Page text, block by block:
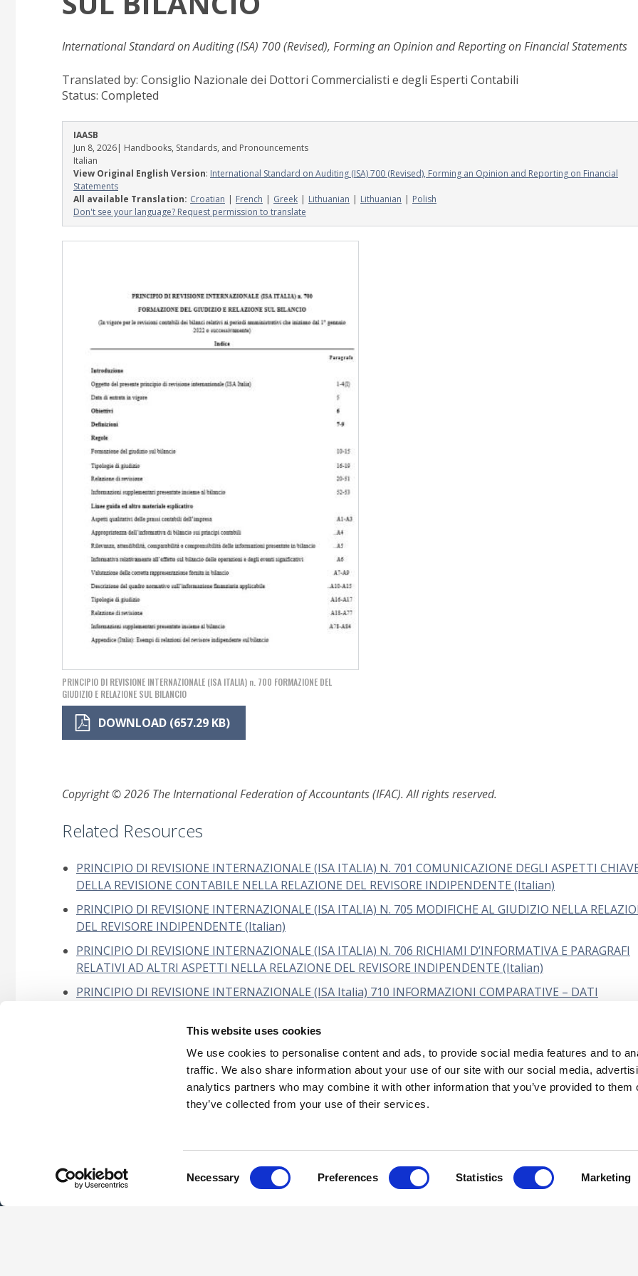
This website uses cookies
We use cookies to personalise content and ads, to provide social media features and to
traffic. We also share information about your use of our site with our social media,
analytics partners who may combine it with other information that you’ve provided to them
they’ve collected from your use of their services.
Necessary Preferences Statistics Marketing
International Standard on Auditing (ISA) 700 (Revised), Forming an Opinion and Reporting on Financial Statements
Translated by: Consiglio Nazionale dei Dottori Commercialisti e degli Esperti Contabili
Status: Completed
IAASB
Jun 8, 2026| Handbooks, Standards, and Pronouncements
Italian
View Original English Version: International Standard on Auditing (ISA) 700 (Revised), Forming an Opinion and Reporting on Financial
Statements
All available Translation: Croatian French Greek Lithuanian Lithuanian
Polish
Don't see your language? Request permission to translate
PRINCIPIO DI REVISIONE INTERNAZIONALE (ISA ITALIA) n. 700 FORMAZIONE DEL
GIUDIZIO E RELAZIONE SUL BILANCIO
DOWNLOAD (657.29 KB)
Copyright © 2026 The International Federation of Accountants (IFAC). All rights reserved.
Related Resources
PRINCIPIO DI REVISIONE INTERNAZIONALE (ISA ITALIA) N. 701 COMUNICAZIONE DEGLI ASPETTI
DELLA REVISIONE CONTABILE NELLA RELAZIONE DEL REVISORE INDIPENDENTE (Italian)
PRINCIPIO DI REVISIONE INTERNAZIONALE (ISA ITALIA) N. 705 MODIFICHE AL GIUDIZIO NELLA
DEL REVISORE INDIPENDENTE (Italian)
PRINCIPIO DI REVISIONE INTERNAZIONALE (ISA ITALIA) N. 706 RICHIAMI D’INFORMATIVA E PARAGRAFI
RELATIVI AD ALTRI ASPETTI NELLA RELAZIONE DEL REVISORE INDIPENDENTE (Italian)
PRINCIPIO DI REVISIONE INTERNAZIONALE (ISA Italia) 710 INFORMAZIONI COMPARATIVE – DATI
Principio di revisione internazionale (ISA) 720 (Revised), Le responsabilità del revisore relativamente alle
informazioni presenti in documenti che contengono il bilancio oggetto di revisione contabile (Italian)